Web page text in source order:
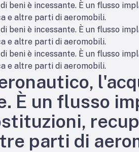
beni è incessante. È un flusso
e altre parti di aeromobili.
beni è incessante. È un flusso
e altre parti di aeromobili.
beni è incessante. È un flusso
e altre parti di aeromobili.
È un flusso
parti di